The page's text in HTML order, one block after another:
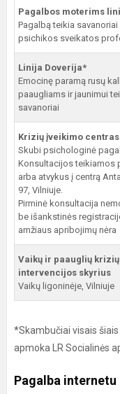
Pagalbos moterims
Pagalbą teikia savanoriai
psichikos sveikatos
Linija Doverija*
Emocinę paramą rusų
paaugliams ir jaunimui
savanoriai
Krizių įveikimo centras
Skubi psichologinė
Konsultacijos teikiamos
arba atvykus į centrą
97, Vilniuje.
Pirminė konsultacija
be išankstinės
amžiaus apribojimų nėra
Vaikų ir paauglių krizių
intervencijos skyrius
Vaikų ligoninėje, Vilniuje
*Skambučiai visais
apmoka LR Socialinės
Pagalba internetu